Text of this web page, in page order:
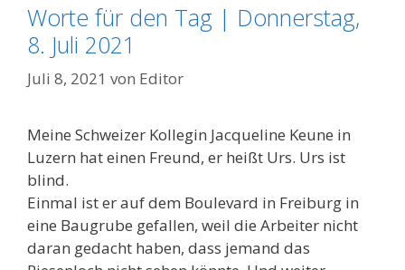
Worte für den Tag | Donnerstag,
8. Juli 2021
Juli 8, 2021 von Editor
Meine Schweizer Kollegin Jacqueline Keune in
Luzern hat einen Freund, er heißt Urs. Urs ist
blind.
Einmal ist er auf dem Boulevard in Freiburg in
eine Baugrube gefallen, weil die Arbeiter nicht
daran gedacht haben, dass jemand das